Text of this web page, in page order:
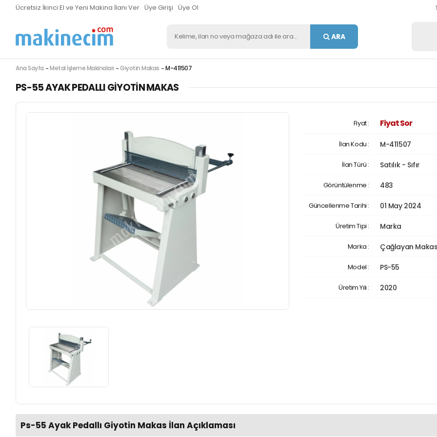
Ücretsiz İkinci El ve Yeni Makina İlanı Ver Üye Girişi Üye Ol
ARA
Ana Sayfa Metal İşleme Makinaları Giyotin Makas M-411507
PS-55 AYAK PEDALLI GIYOTIN MAKAS
Fiyat : Fiyat Sor
İlan Kodu : M-411507
İlan Türü : Satılık - Sıfır
Görüntülenme : 483
Güncellenme Tarihi : 01 May 2024
Üretim Tipi : Marka
Marka : Çağlayan
Model : PS-55
Üretim Yılı : 2020
Ps-55 Ayak Pedallı Giyotin Makas İlan Açıklaması